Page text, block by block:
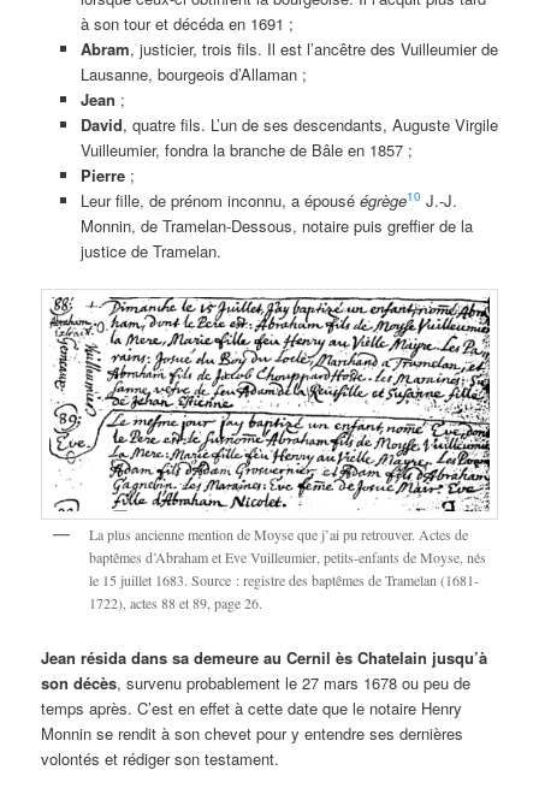
à son tour et décéda en 1691 ;
Abram, justicier, trois fils. Il est l’ancêtre des Vuilleumier de
Lausanne, bourgeois d’Allaman ;
Jean ;
David, quatre fils. L’un de ses descendants, Auguste Virgile
Vuilleumier, fondra la branche de Bâle en 1857 ;
Pierre;
Leur fille, de prénom inconnu, a épousé égrège10 J.-J.
Monnin, de Tramelan-Dessous, notaire puis greffier de la
justice de Tramelan.
La plus ancienne mention de Moyse que j’ai pu retrouver. Actes de
baptêmes d’Abraham et Eve Vuilleumier, petits-enfants de Moyse, nés
le 15 juillet 1683. Source : registre des baptêmes de Tramelan (1681-
1722), actes 88 et 89, page 26.
Jean résida dans sa demeure au Cernil ès Chatelain jusqu’à
son décès, survenu probablement le 27 mars 1678 ou peu de
temps après. C’est en effet à cette date que le notaire Henry
Monnin se rendit à son chevet pour y entendre ses dernières
volontés et rédiger son testament.